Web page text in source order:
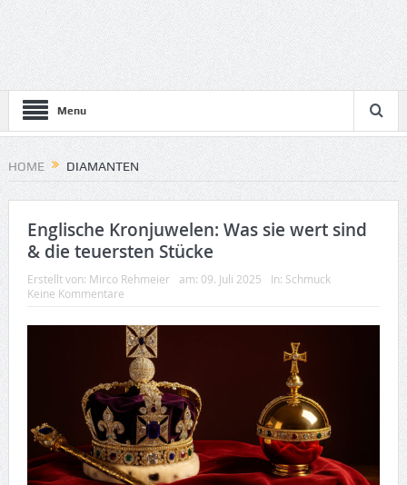
Menu
HOME DIAMANTEN
Englische Kronjuwelen: Was sie wert sind
& die teuersten Stücke
Erstellt von: Mirco Rehmeier am: 09. Juli 2025 In: Schmuck
Keine Kommentare